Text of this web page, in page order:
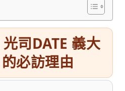
司DATE 義大
必訪理由